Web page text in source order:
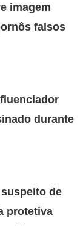
imagem
falsos
durante
de
protetiva